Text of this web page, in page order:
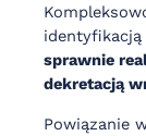
sprawnie
dekretacją
Powiązanie